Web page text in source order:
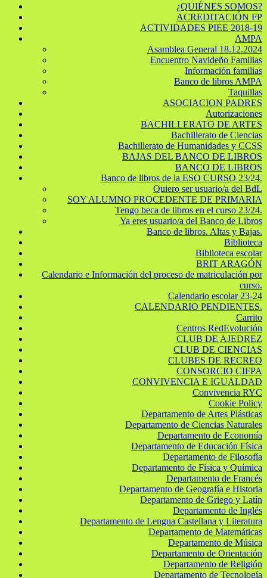
¿QUIÉNES SOMOS?
ACREDITACIÓN FP
ACTIVIDADES PIEE 2018-19
AMPA
Asamblea General 18.12.2024
Encuentro Navideño Familias
Información familias
Banco de libros AMPA
Taquillas
ASOCIACION PADRES
Autorizaciones
BACHILLERATO DE ARTES
Bachillerato de Ciencias
Bachillerato de Humanidades y CCSS
BAJAS DEL BANCO DE LIBROS
BANCO DE LIBROS
Banco de libros de la ESO CURSO 23/24.
Quiero ser usuario/a del BdL
SOY ALUMNO PROCEDENTE DE PRIMARIA
Tengo beca de libros en el curso 23/24.
Ya eres usuario/a del Banco de Libros
Banco de libros. Altas y Bajas.
Biblioteca
Biblioteca escolar
BRIT ARAGÓN
Calendario e Información del proceso de matriculación por
curso.
Calendario escolar 23-24
CALENDARIO PENDIENTES.
Carrito
Centros RedEvolución
CLUB DE AJEDREZ
CLUB DE CIENCIAS
CLUBES DE RECREO
CONSORCIO CIFPA
CONVIVENCIA E IGUALDAD
Convivencia RYC
Cookie Policy
Departamento de Artes Plásticas
Departamento de Ciencias Naturales
Departamento de Economía
Departamento de Educación Física
Departamento de Filosofía
Departamento de Física y Química
Departamento de Francés
Departamento de Geografía e Historia
Departamento de Griego y Latín
Departamento de Inglés
Departamento de Lengua Castellana y Literatura
Departamento de Matemáticas
Departamento de Música
Departamento de Orientación
Departamento de Religión
Departamento de Tecnología